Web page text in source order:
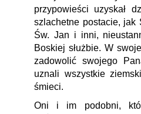
przypowieści uzyskał
szlachetne postacie, jak
Św. Jan i inni,
Boskiej służbie. W
zadowolić swojego
uznali wszystkie
śmieci.
Oni i im podobni,